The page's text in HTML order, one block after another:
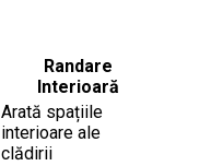
Randare
Interioară
Arată spațiile
interioare ale
clădirii